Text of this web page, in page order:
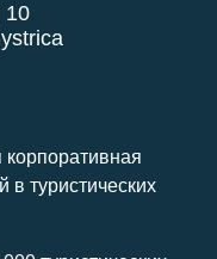
10
в туристических